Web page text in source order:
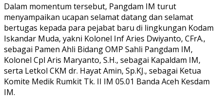
Dalam momentum tersebut, Pangdam IM turut
menyampaikan ucapan selamat datang dan selamat
bertugas kepada para pejabat baru di lingkungan Kodam
Iskandar Muda, yakni Kolonel Inf Aries Dwiyanto, CFrA.,
sebagai Pamen Ahli Bidang OMP Sahli Pangdam IM,
Kolonel Cpl Aris Maryanto, S.H., sebagai Kapaldam IM,
serta Letkol CKM dr. Hayat Amin, Sp.KJ., sebagai Ketua
Komite Medik Rumkit Tk. II IM 05.01 Banda Aceh Kesdam
IM.